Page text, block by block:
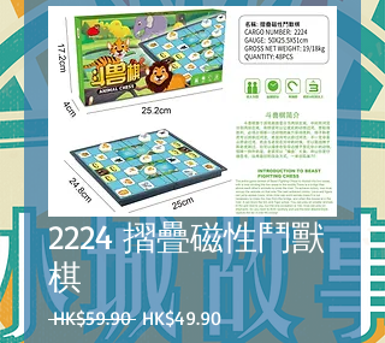
2224 摺疊磁性鬥獸
棋
HK$59.90 一HK$49.90促